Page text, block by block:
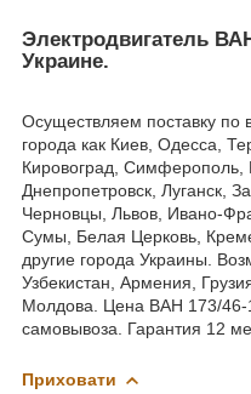
Электродвигатель
Украине.
Осуществляем поставку по
города как Киев, Одесса,
Кировоград, Симферополь,
Днепропетровск, Луганск,
Черновцы, Львов, Ивано-
Сумы, Белая Церковь,
другие города Украины.
Узбекистан, Армения,
Молдова. Цена ВАН 173/46-
самовывоза. Гарантия 12
Приховати